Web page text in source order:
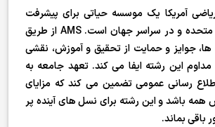
آمریکا یک موسسه حیاتی برای پیشرفت
ریاضیات در ایالات متحده و در سراسر جهان است. AMS از طریق
ها، جوایز و حمایت از تحقیق و آموزش، نقشی
این رشته ایفا می کند. تعهد جامعه به
اطلاع رسانی عمومی تضمین می کند که مزایای
باشد و این رشته برای نسل های آینده پر
بماند.